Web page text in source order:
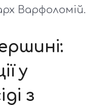
Варфоломій.
у
з